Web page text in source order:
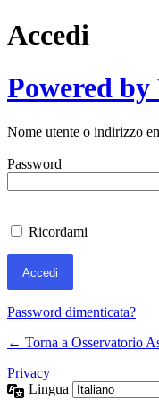
Accedi
Powered by
Nome utente o indirizzo
Password
Ricordami
Password dimenticata?
← Torna a Osservatorio
Privacy
Lingua